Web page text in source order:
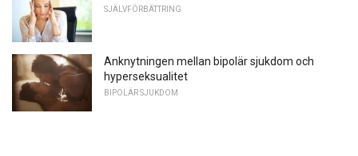
SJÄLVFÖRBÄTTRING
Anknytningen mellan bipolär sjukdom och
hyperseksualitet
BIPOLÄR SJUKDOM